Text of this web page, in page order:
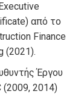
από το
Finance
(2021).
Έργου
(2009, 2014)